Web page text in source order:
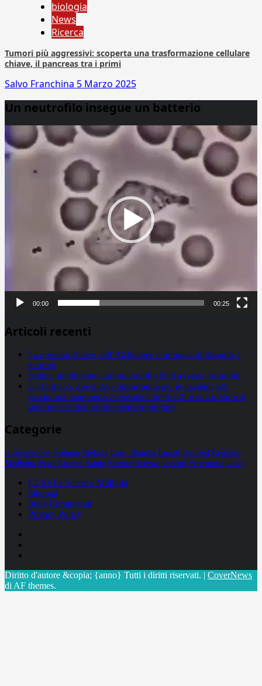
biologia
News
Ricerca
Tumori più aggressivi: scoperta una trasformazione cellulare
chiave, il pancreas tra i primi
Salvo Franchina 5 Marzo 2025
Un neutrofilo insegue un batterio
Player
00:00 00:25
Articoli recenti
La proteina chiave dell’Alzheimer si propaga utilizzando i
neuroni
Statine: inutilmente attribuiti molti effetti avversi, lo studio
Un farmaco, due nuove opportunità per le pazienti con
carcinoma mammario metastatico hr+/her2- e con tumore al
seno metastatico triplo negativo (mtnbc)
Categorie
alimentazione biologia Biology Com. Stampa Epatiti featured Genetica
Medicina News Ricerca Salute Science Scienza vaccini Veterinaria video
CCSVI e Sclerosi Multipla
Sitemap
Invia Comunicati
Privacy Policy
Diritto d'autore &copia; {anno} Tutti i diritti riservati. | CoverNews
di AF themes.